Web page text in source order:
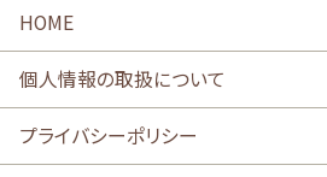
HOME
個人情報の取扱について
プライバシーポリシー